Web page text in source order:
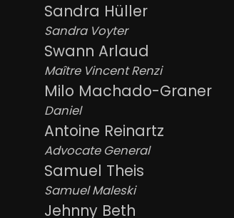
Sandra Hüller
Sandra Voyter
Swann Arlaud
Maître Vincent Renzi
Milo Machado-Graner
Daniel
Antoine Reinartz
Advocate General
Samuel Theis
Samuel Maleski
Jehnny Beth